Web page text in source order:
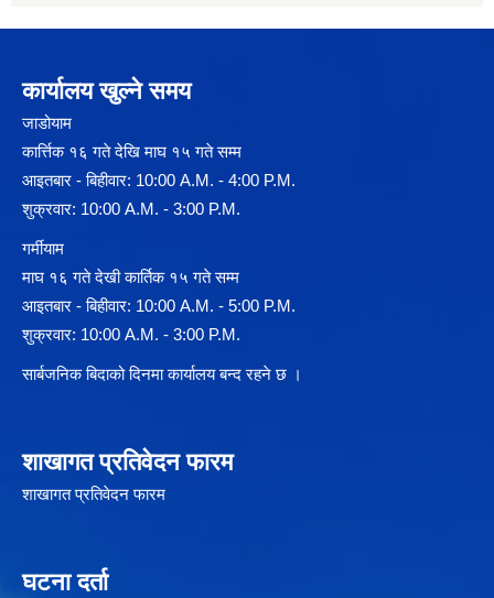
कार्यालय खुल्ने समय
जाडोयाम
कार्त्तिक १६ गते देखि माघ १५ गते सम्म
आइतबार - बिहीवार: 10:00 A.M. - 4:00 P.M.
शुक्रवार: 10:00 A.M. - 3:00 P.M.
गर्मीयाम
माघ १६ गते देखी कार्तिक १५ गते सम्म
आइतबार - बिहीवार: 10:00 A.M. - 5:00 P.M.
शुक्रवार: 10:00 A.M. - 3:00 P.M.
सार्बजनिक बिदाको दिनमा कार्यालय बन्द रहने छ ।
शाखागत प्रतिवेदन फारम
शाखागत प्रतिवेदन फारम
घटना दर्ता